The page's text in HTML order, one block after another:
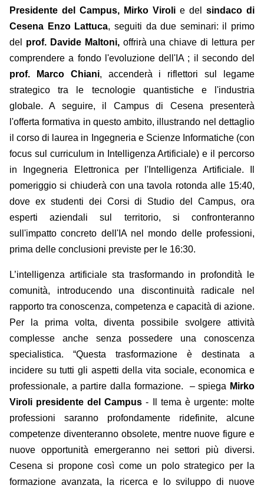
Presidente del Campus, Mirko Viroli e del sindaco di
Cesena Enzo Lattuca, seguiti da due seminari: il primo
del prof. Davide Maltoni,offrirà una chiave di lettura per
comprendere a fondo l'evoluzione dell'IA ; il secondo del
prof. Marco Chiani, accenderà i riflettori sul legame
strategico tra le tecnologie quantistiche e l'industria
globale. A seguire, il Campus di Cesena presenterà
l'offerta formativa in questo ambito, illustrando nel dettaglio
il corso di laurea in Ingegneria e Scienze Informatiche (con
focus sul curriculum in Intelligenza Artificiale) e il percorso
in Ingegneria Elettronica per l'Intelligenza Artificiale. Il
pomeriggio si chiuderà con una tavola rotonda alle 15:40,
dove ex studenti dei Corsi di Studio del Campus, ora
esperti aziendali sul territorio, si confronteranno
sull'impatto concreto dell'IA nel mondo delle professioni,
prima delle conclusioni previste per le 16:30.
L’intelligenza artificiale sta trasformando in profondità le
comunità, introducendo una discontinuità radicale nel
rapporto tra conoscenza, competenza e capacità di azione.
Per la prima volta, diventa possibile svolgere attività
complesse anche senza possedere una conoscenza
specialistica. “Questa trasformazione è destinata a
incidere su tutti gli aspetti della vita sociale, economica e
professionale, a partire dalla formazione. – spiega Mirko
Viroli presidente del Campus - Il tema è urgente: molte
professioni saranno profondamente ridefinite, alcune
competenze diventeranno obsolete, mentre nuove figure e
nuove opportunità emergeranno nei settori più diversi.
Cesena si propone così come un polo strategico per la
formazione avanzata, la ricerca e lo sviluppo di nuove